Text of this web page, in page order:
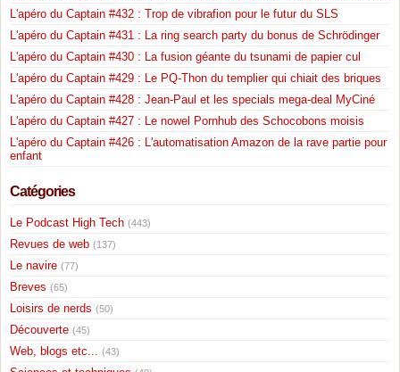
L'apéro du Captain #432 : Trop de vibrafion pour le futur du SLS
L'apéro du Captain #431 : La ring search party du bonus de Schrödinger
L'apéro du Captain #430 : La fusion géante du tsunami de papier cul
L'apéro du Captain #429 : Le PQ-Thon du templier qui chiait des briques
L'apéro du Captain #428 : Jean-Paul et les specials mega-deal MyCiné
L'apéro du Captain #427 : Le nowel Pornhub des Schocobons moisis
L'apéro du Captain #426 : L'automatisation Amazon de la rave partie pour
enfant
Catégories
Le Podcast High Tech (443)
Revues de web (137)
Le navire (77)
Breves (65)
Loisirs de nerds (50)
Découverte (45)
Web, blogs etc... (43)